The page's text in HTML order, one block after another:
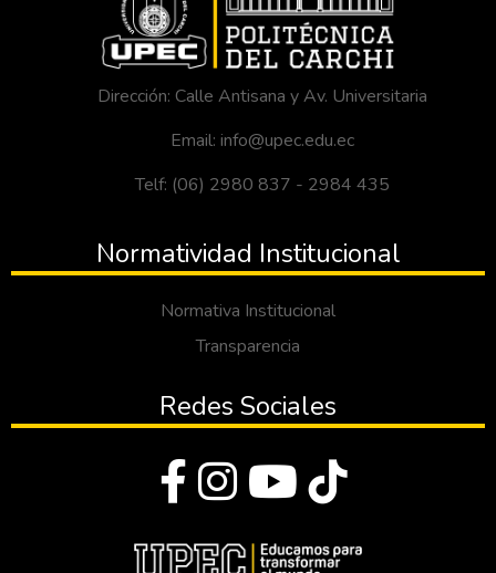
Dirección: Calle Antisana y Av. Universitaria
Email: info@upec.edu.ec
Telf: (06) 2980 837 - 2984 435
Normatividad Institucional
Normativa Institucional
Transparencia
Redes Sociales